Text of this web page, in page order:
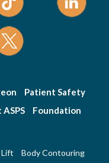
Patient Safety
Foundation
Lift
Body Contouring